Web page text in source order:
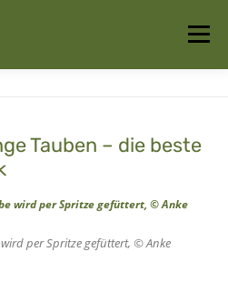
Menü
Tauben – die beste
per Spritze gefüttert, © Anke